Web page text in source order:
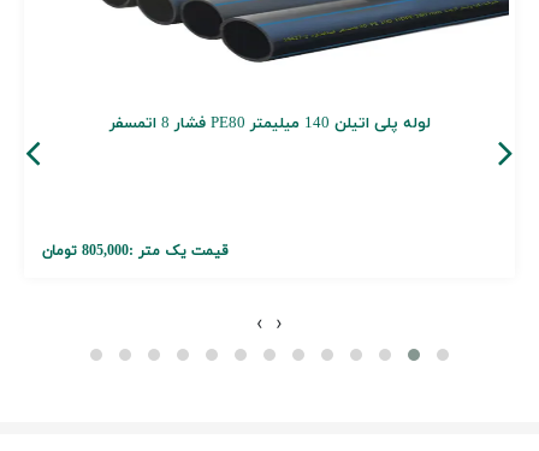
لوله پلی اتیلن 140 میلیمتر PE80 فشار 8 اتمسفر
قیمت یک متر :805,000 تومان
‹
›